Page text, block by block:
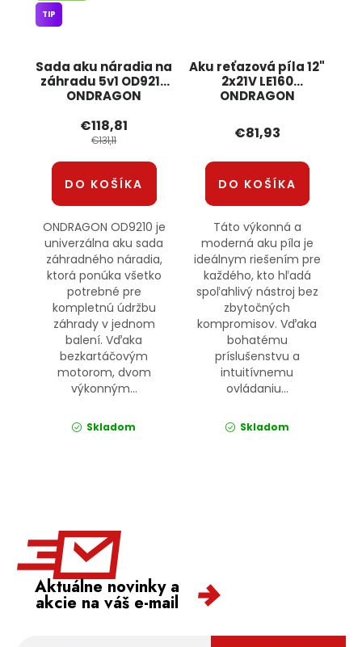
Sada aku náradia na
záhradu 5v1 OD9210
ONDRAGON
TIP
€118,81
€131,11
DO KOŠÍKA
ONDRAGON OD9210 je
univerzálna aku sada
záhradného náradia,
ktorá ponúka všetko
potrebné pre
kompletnú údržbu
záhrady v jednom
balení. Vďaka
bezkartáčovým
motorom, dvom
výkonným...
Skladom
Aku reťazová píla 12"
2x21V LE160
ONDRAGON
€81,93
DO KOŠÍKA
Táto výkonná a
moderná aku píla je
ideálnym riešením pre
každého, kto hľadá
spoľahlivý nástroj bez
zbytočných
kompromisov. Vďaka
bohatému
príslušenstvu a
intuitívnemu
ovládaniu...
Skladom
Aktuálne novinky a
akcie na váš e-mail